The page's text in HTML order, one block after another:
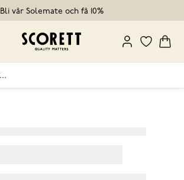
Bli vår Solemate och få 10%